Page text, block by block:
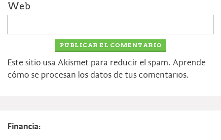
Web
Este sitio usa Akismet para reducir el spam. Aprende
cómo se procesan los datos de tus comentarios.
Financia: